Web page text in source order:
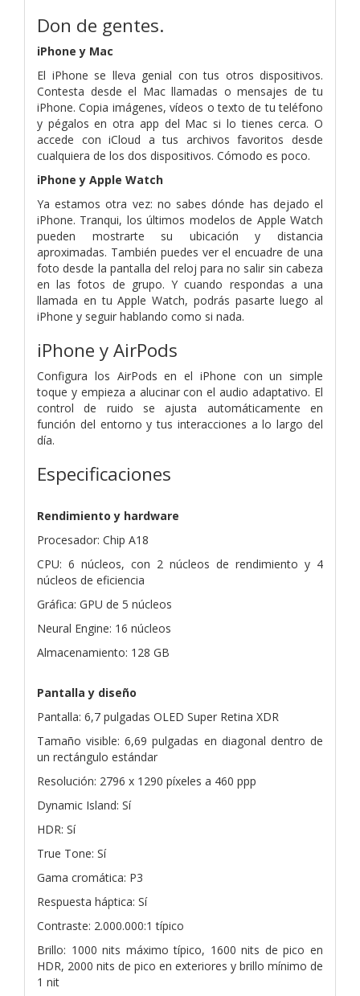
Don de gentes.
iPhone y Mac
El iPhone se lleva genial con tus otros dispositivos.
Contesta desde el Mac llamadas o mensajes de tu
iPhone. Copia imágenes, vídeos o texto de tu teléfono
y pégalos en otra app del Mac si lo tienes cerca. O
accede con iCloud a tus archivos favoritos desde
cualquiera de los dos dispositivos. Cómodo es poco.
iPhone y Apple Watch
Ya estamos otra vez: no sabes dónde has dejado el
iPhone. Tranqui, los últimos modelos de Apple Watch
pueden mostrarte su ubicación y distancia
aproximadas. También puedes ver el encuadre de una
foto desde la pantalla del reloj para no salir sin cabeza
en las fotos de grupo. Y cuando respondas a una
llamada en tu Apple Watch, podrás pasarte luego al
iPhone y seguir hablando como si nada.
iPhone y AirPods
Configura los AirPods en el iPhone con un simple
toque y empieza a alucinar con el audio adaptativo. El
control de ruido se ajusta automáticamente en
función del entorno y tus interacciones a lo largo del
día.
Especificaciones
Rendimiento y hardware
Procesador: Chip A18
CPU: 6 núcleos, con 2 núcleos de rendimiento y 4
núcleos de eficiencia
Gráfica: GPU de 5 núcleos
Neural Engine: 16 núcleos
Almacenamiento: 128 GB
Pantalla y diseño
Pantalla: 6,7 pulgadas OLED Super Retina XDR
Tamaño visible: 6,69 pulgadas en diagonal dentro de
un rectángulo estándar
Resolución: 2796 x 1290 píxeles a 460 ppp
Dynamic Island: Sí
HDR: Sí
True Tone: Sí
Gama cromática: P3
Respuesta háptica: Sí
Contraste: 2.000.000:1 típico
Brillo: 1000 nits máximo típico, 1600 nits de pico en
HDR, 2000 nits de pico en exteriores y brillo mínimo de
1 nit